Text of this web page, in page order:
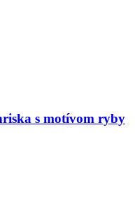
s motívom ryby